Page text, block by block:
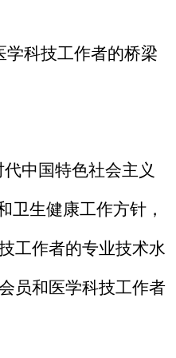
科技工作者的桥梁
中国特色社会主义
卫生健康工作方针 ，
工作者的专业技术水
员和医学科技工作者